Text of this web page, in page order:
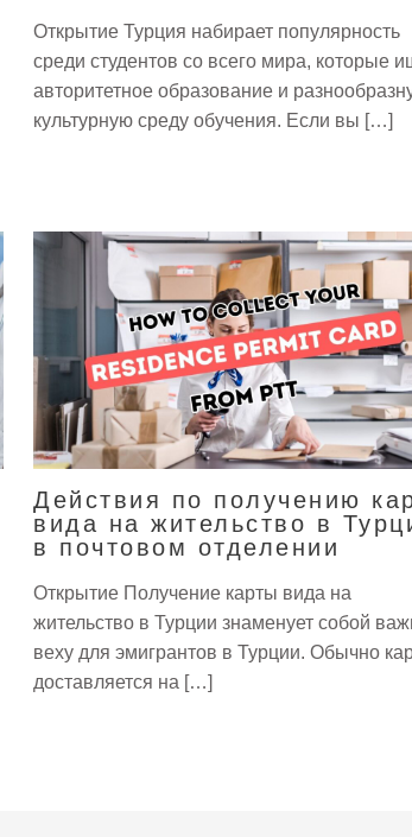
Открытие Турция набирает популярность
среди студентов со всего мира, которые
авторитетное образование и
культурную среду обучения. Если вы […]
Действия по получению
вида на жительство в
в почтовом отделении
Открытие Получение карты вида на
жительство в Турции знаменует собой
веху для эмигрантов в Турции. Обычно
доставляется на […]